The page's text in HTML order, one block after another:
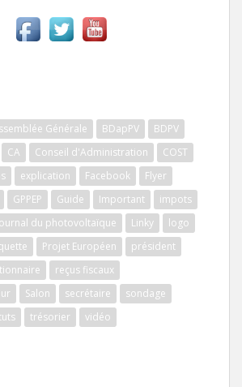
Générale BDapPV
BDPV
CA Conseil d'Administration
COST
explication Facebook
Flyer
GPPEP Guide Important
impots
du photovoltaïque Linky
logo
Projet Européen
président
reçus fiscaux
Salon secrétaire
sondage
trésorier vidéo